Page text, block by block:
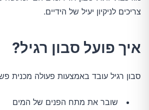
צריכים לניקיון יעיל של הידיים.
איך פועל סבון רגיל?
סבון רגיל עובד באמצעות פעולה מכנית
שובר את מתח הפנים של המים